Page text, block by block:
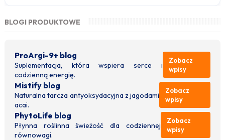
BLOGI PRODUKTOWE
ProArgi-9+ blog
Suplementacja, która wspiera serce i
codzienną energię.
Zobacz
wpisy
Mistify blog
Naturalna tarcza antyoksydacyjna z jagodami
acai.
Zobacz
wpisy
PhytoLife blog
Płynna roślinna świeżość dla codziennej
równowagi.
Zobacz
wpisy